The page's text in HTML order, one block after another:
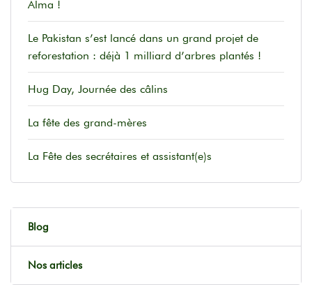
Alma !
Le Pakistan s’est lancé dans un grand projet de
reforestation : déjà 1 milliard d’arbres plantés !
Hug Day, Journée des câlins
La fête des grand-mères
La Fête des secrétaires et assistant(e)s
Blog
Nos articles